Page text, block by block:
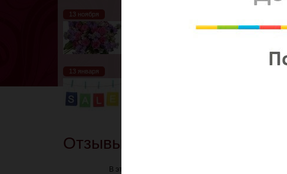
13 ноября
13 января
Отзывы
В этом разделе пока ничего нет.